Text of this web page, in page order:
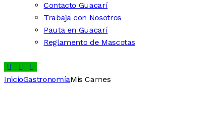
Contacto Guacarí
Trabaja con Nosotros
Pauta en Guacarí
Reglamento de Mascotas
InicioGastronomíaMis Carnes